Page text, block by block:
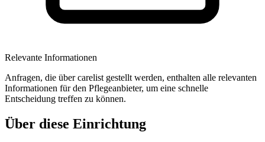
Relevante Informationen
Anfragen, die über carelist gestellt werden, enthalten alle relevanten
Informationen für den Pflegeanbieter, um eine schnelle
Entscheidung treffen zu können.
Über diese Einrichtung